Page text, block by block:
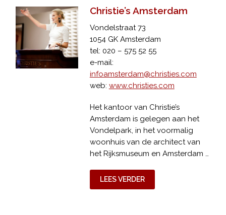
Christie’s Amsterdam
Vondelstraat 73
1054 GK Amsterdam
tel: 020 – 575 52 55
e-mail:
infoamsterdam@christies.com
web: www.christies.com
Het kantoor van Christie’s
Amsterdam is gelegen aan het
Vondelpark, in het voormalig
woonhuis van de architect van
het Rijksmuseum en Amsterdam …
LEES VERDER